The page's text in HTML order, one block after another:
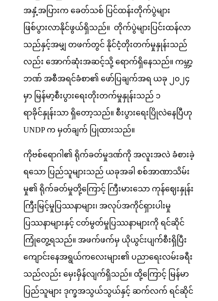
အနှံ့အပြားက ခေတ်သစ် ပြင်ထန်းတိုက်ပွဲများ
ဖြစ်ပွားလာနိုင်ဖွယ်ရှိသည်။ တိုက်ပွဲများပြင်းထန်လာ
သည်နှင့်အမျှ တဖက်တွင် နိုင်ငံ့တိုးတက်မှုနှုန်းသည်
လည်း အောက်ဆုံးအဆင့်သို့ ရောက်ရှိနေသည်။ ကမ္ဘာ့
ဘဏ် အစီအရင်ခံစာ၏ ဖော်ပြချက်အရ ယခု ၂၀၂၄
မှာ မြန်မာ့စီးပွားရေးတိုးတက်မှုနှုန်းသည် ၁
ရာခိုင်နှုန်းသာ ရှိတော့သည်။ စီးပွားရေးပြိုလဲနေပြီဟု
UNDP က မှတ်ချက် ပြုထားသည်။
ကိုဗစ်ရောဂါ၏ ရိုက်ခတ်မှုဒဏ်ကို အလူးအလဲ ခံစားခဲ့
ရသော ပြည်သူများသည် ယခုအခါ စစ်အာဏာသိမ်း
မှု၏ ရိုက်ခတ်မှုတို့ကြောင့် ကြီးမားသော ကုန်ဈေးနှုန်း
ကြီးမြင့်မှုပြဿနာများ၊ အလုပ်အကိုင်ရှားပါးမှု
ပြဿနာများနှင့် ငတ်မွတ်မှုပြဿနာများကို ရင်ဆိုင်
ကြုံတွေ့ရသည်။ အဖက်ဖက်မှ ယိုယွင်းပျက်စီးရှိပြီး
ကျောင်းနေအရွယ်ကလေးများ၏ ပညာရေးလမ်းခရီး
သည်လည်း မှေးမှိန်လျက်ရှိသည်။ ထို့ကြောင့် မြန်မာ
ပြည်သူများ ဒုက္ခအသွယ်သွယ်နှင့် ဆက်လက် ရင်ဆိုင်